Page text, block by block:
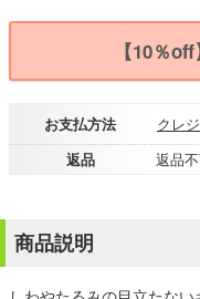
【10％
お支払方法 クレ
返品
返品
商品説明